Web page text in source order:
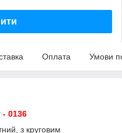
Оплата Умови
- 0136
з круговим